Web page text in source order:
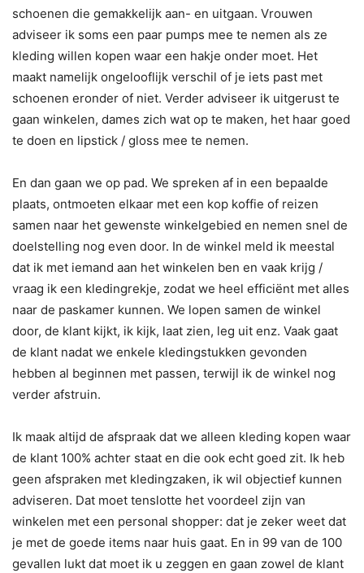
schoenen die gemakkelijk aan- en uitgaan. Vrouwen
adviseer ik soms een paar pumps mee te nemen als ze
kleding willen kopen waar een hakje onder moet. Het
maakt namelijk ongelooflijk verschil of je iets past met
schoenen eronder of niet. Verder adviseer ik uitgerust te
gaan winkelen, dames zich wat op te maken, het haar goed
te doen en lipstick / gloss mee te nemen.
En dan gaan we op pad. We spreken af in een bepaalde
plaats, ontmoeten elkaar met een kop koffie of reizen
samen naar het gewenste winkelgebied en nemen snel de
doelstelling nog even door. In de winkel meld ik meestal
dat ik met iemand aan het winkelen ben en vaak krijg /
vraag ik een kledingrekje, zodat we heel efficiënt met alles
naar de paskamer kunnen. We lopen samen de winkel
door, de klant kijkt, ik kijk, laat zien, leg uit enz. Vaak gaat
de klant nadat we enkele kledingstukken gevonden
hebben al beginnen met passen, terwijl ik de winkel nog
verder afstruin.
Ik maak altijd de afspraak dat we alleen kleding kopen waar
de klant 100% achter staat en die ook echt goed zit. Ik heb
geen afspraken met kledingzaken, ik wil objectief kunnen
adviseren. Dat moet tenslotte het voordeel zijn van
winkelen met een personal shopper: dat je zeker weet dat
je met de goede items naar huis gaat. En in 99 van de 100
gevallen lukt dat moet ik u zeggen en gaan zowel de klant